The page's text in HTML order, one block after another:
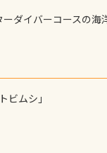
ダイバーコースの海
ビムシ」